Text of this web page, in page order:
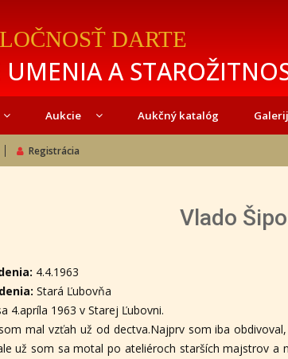
DARTE
UMENIA A
Aukcie Aukčný katalóg
Registrácia
Vlado
4.4.1963
Stará Ľubovňa
4.apríla 1963 v Starej Ľubovni.
mal vzťah už od dectva.Najprv som iba
už som sa motal po ateliéroch starších majstrov a